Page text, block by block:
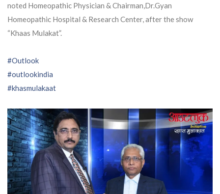
noted Homeopathic Physician & Chairman,Dr.Gyan
Homeopathic Hospital & Research Center, after the show
“Khaas Mulakat”.
#Outlook
#outlookindia
#khasmulakaat